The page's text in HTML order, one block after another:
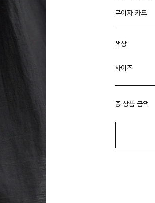
무이자 카드
색상
사이즈
총 상품 금액